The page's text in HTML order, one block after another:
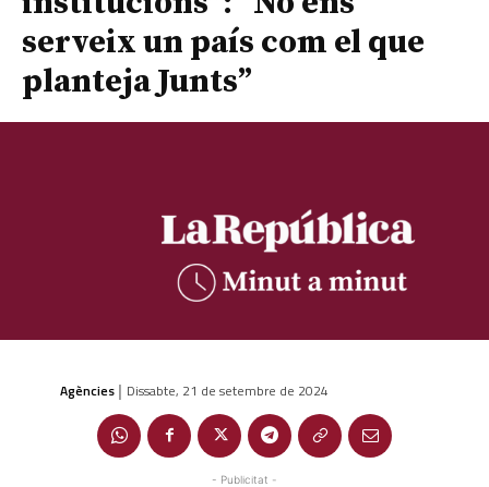
serveix un país com el que
planteja Junts”
Agències | Dissabte, 21 de setembre de 2024
- Publicitat -